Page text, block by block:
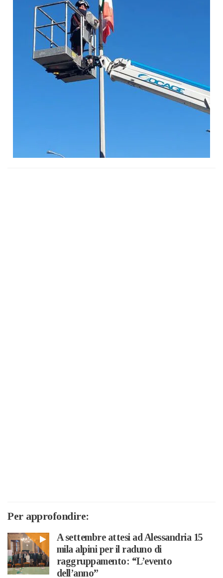
Per approfondire:
A settembre attesi ad Alessandria 15
mila alpini per il raduno di
raggruppamento: “L’evento
dell’anno”